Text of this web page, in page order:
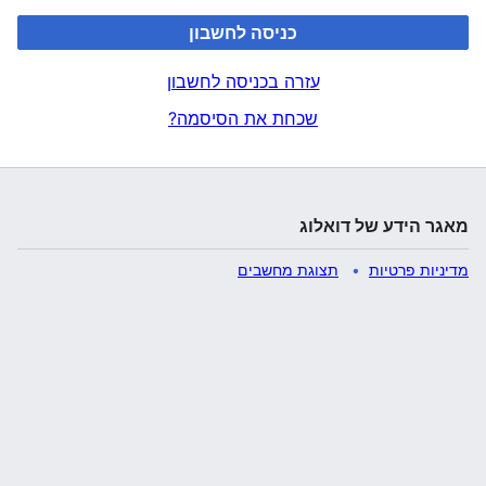
כניסה לחשבון
עזרה בכניסה לחשבון
שכחת את הסיסמה?
מאגר הידע של דואלוג
מדיניות פרטיות תצוגת מחשבים